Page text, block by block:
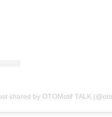
shared by OTOMotif TALK